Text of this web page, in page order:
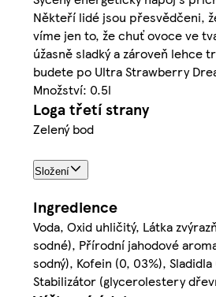
Někteří lidé jsou přesvědčeni,
víme jen to, že chuť ovoce ve
úžasně sladký a zároveň lehce
budete po Ultra Strawberry
Množství: 0.5l
Loga třetí strany
Zelený bod
Složení
Ingredience
Voda, Oxid uhličitý, Látka
sodné), Přírodní jahodové
sodný), Kofein (0, 03%),
Stabilizátor (glycerolestery